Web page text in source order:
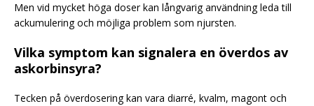
Men vid mycket höga doser kan långvarig användning leda till
ackumulering och möjliga problem som njursten.
Vilka symptom kan signalera en överdos av
askorbinsyra?
Tecken på överdosering kan vara diarré, kvalm, magont och